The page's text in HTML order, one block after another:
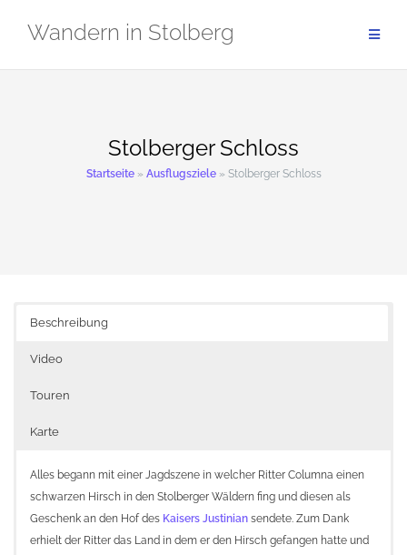
InhaltWandern in Stolberg
Stolberger Schloss
Startseite» Ausflugsziele» Stolberger Schloss
Beschreibung
Video
Touren
Karte
Alles begann mit einer Jagdszene in welcher Ritter Columna einen
schwarzen Hirsch in den Stolberger Wäldern fing und diesen als
Geschenk an den Hof des Kaisers Justinian sendete. Zum Dank
erhielt der Ritter das Land in dem er den Hirsch gefangen hatte und